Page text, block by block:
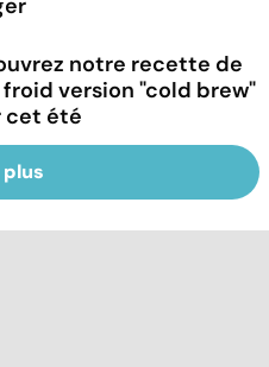
notre recette de
version "cold brew"
cet été